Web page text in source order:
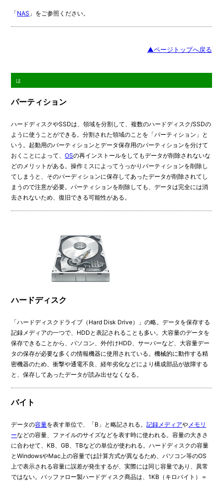
「NAS 」をご参照ください。
▲ページトップへ戻る
は
パーティション
ハードディスクやSSDは、領域を分割して、複数のハードディスク/SSDの
ように使うことができる。分割された領域のことを「パーティション」と
いう。起動用のパーティションとデータ保存用のパーティションを分けて
おくことによって、OSの再インストールをしてもデータが削除されないな
どのメリットがある。操作ミスによってうっかりパーティションを削除し
てしまうと、そのパーディションに保存してあったデータが削除されてし
まうので注意が必要。パーティションを削除しても、データは完全には消
去されないため、復旧できる可能性がある。
ハードディスク
「ハードディスクドライブ（Hard Disk Drive）」の略。データを保存する
記録メディアの一つで、HDDと表記されることも多い。大容量のデータを
保存できることから、パソコン、外付けHDD、サーバーなど、大容量デー
タの保存が必要な多くの情報機器に使用されている。機械的に動作する精
密機器のため、衝撃や通電不良、経年劣化などにより構成部品が故障する
と、保存してあったデータが読み出せなくなる。
バイト
データの容量を表す単位で、「B」と略記される。記録メディアや メモリ
ーなどの容量、ファイルのサイズなどを表す時に使われる。容量の大きさ
に合わせて、KB、GB、TBなどの単位が使われる。ハードディスクの容量
とWindowsやMac上の容量では計算方式が異なるため、パソコン等のOS
上で表示される容量に誤差が発生するが、実際には同じ容量であり、異常
ではない。バッファロー製ハードディスク商品は、1KB（キロバイト）＝